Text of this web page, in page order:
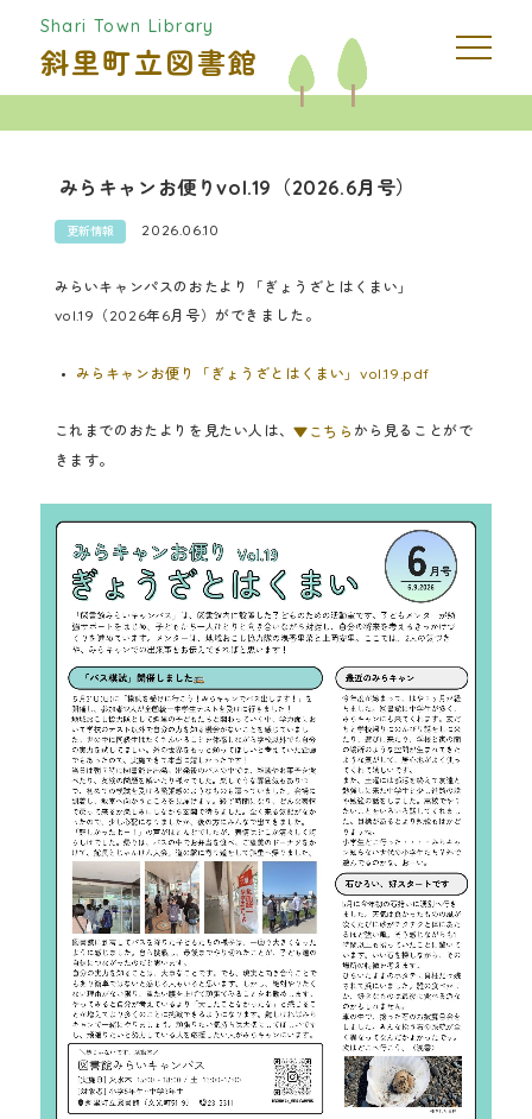
Shari Town Library
斜里町立図書館
みらキャンお便りvol.19（2026.6月号）
更新情報 2026.06.10
みらいキャンパスのおたより「ぎょうざとはくまい」
vol.19（2026年6月号）ができました。
みらキャンお便り「ぎょうざとはくまい」vol.19.pdf
これまでのおたよりを見たい人は、▼こちら から見ることがで
きます。